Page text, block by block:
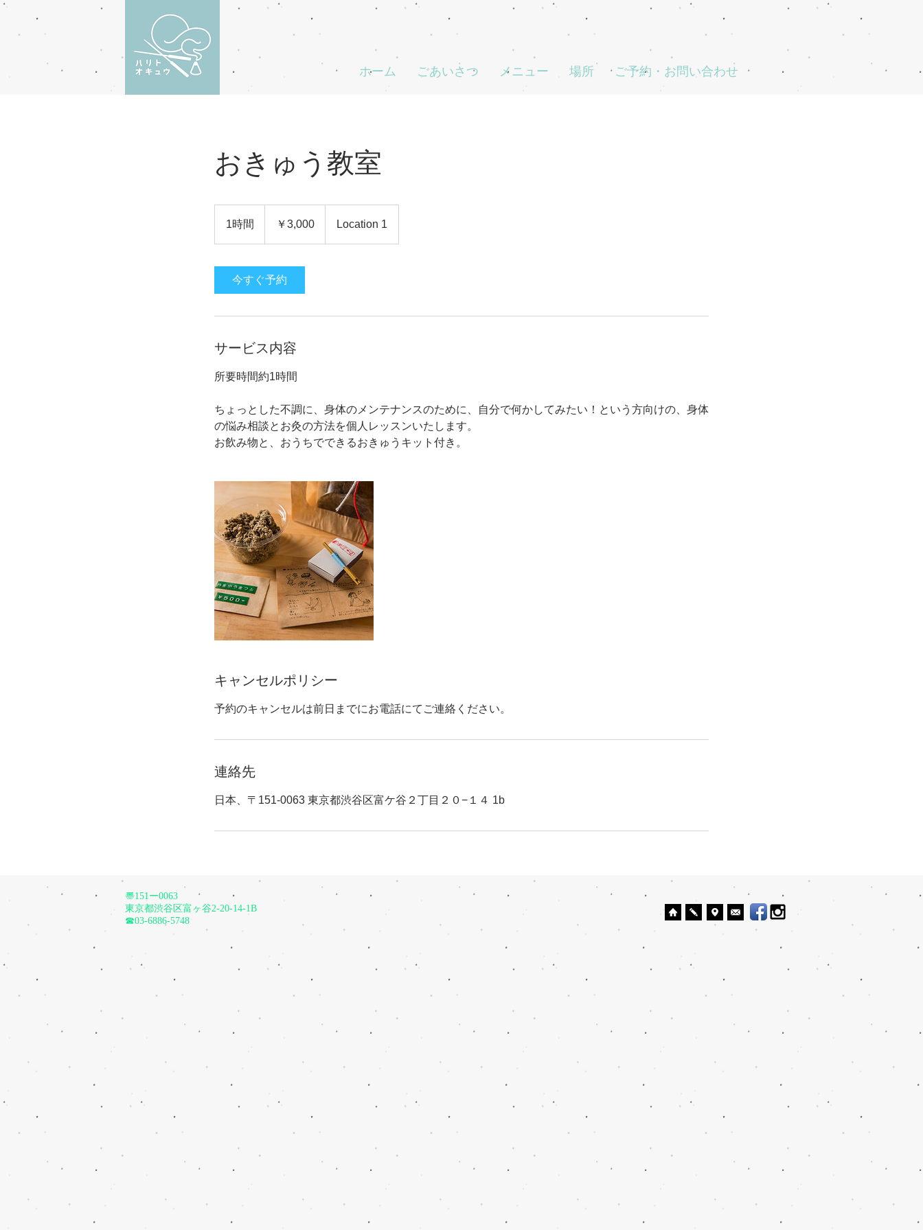
ホーム ごあいさつ メニュー 場所 ご予約・お問い合わせ
おきゅう教室
1時間 ￥3,000 Location 1
今すぐ予約
サービス内容
所要時間約1時間
ちょっとした不調に、身体のメンテナンスのために、自分で何かしてみたい！という方向けの、身体
の悩み相談とお灸の方法を個人レッスンいたします。
お飲み物と、おうちでできるおきゅうキット付き。
キャンセルポリシー
予約のキャンセルは前日までにお電話にてご連絡ください。
連絡先
日本、〒151-0063 東京都渋谷区富ケ谷２丁目２０−１４ 1b
〠151ー0063
東京都渋谷区富ヶ谷2-20-14-1B
☎︎03-6886-5748